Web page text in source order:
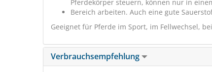
Pferdekörper steuern, können nur in
Bereich arbeiten. Auch eine gute
Geeignet für Pferde im Sport, im Fellwechsel,
Verbrauchsempfehlung